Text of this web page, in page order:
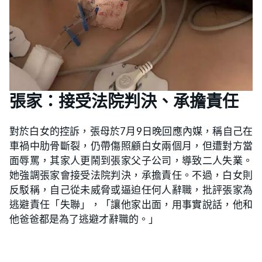
張家：接受法院判決、承擔責任
對於白女的控訴，張母於7月9日晚回應內媒，稱自己在
車禍中肋骨斷裂，仍帶傷照顧白女兩個月，但遭對方當
面辱罵，其家人更鬧到張家父子公司，導致二人失業。
她強調張家會接受法院判決，承擔責任。不過，白女則
反駁稱，自己從未威脅或逼迫任何人辭職，批評張家為
逃避責任「失聯」，「讓他家出面，用事實說話，他和
他爸爸都是為了逃避才辭職的。」